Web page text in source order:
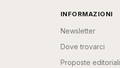
INFORMAZIONI
Newsletter
Dove trovarci
Proposte editoriali